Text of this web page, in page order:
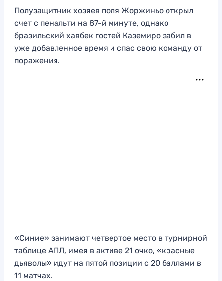
Полузащитник хозяев поля Жоржиньо открыл
счет с пенальти на 87-й минуте, однако
бразильский хавбек гостей Каземиро забил в
уже добавленное время и спас свою команду от
поражения.
«Синие» занимают четвертое место в турнирной
таблице АПЛ, имея в активе 21 очко, «красные
дьяволы» идут на пятой позиции с 20 баллами в
11 матчах.